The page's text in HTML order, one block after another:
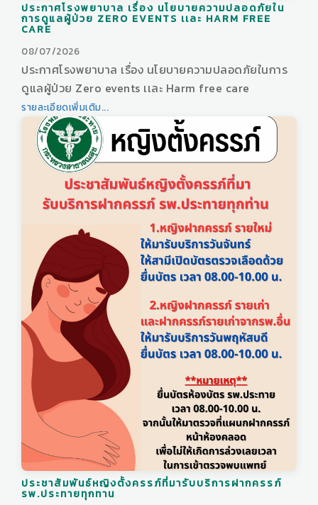
ประกาศโรงพยาบาล เรื่อง นโยบายความปลอดภัยใน
การดูแลผู้ป่วย ZERO EVENTS เเละ HARM FREE
CARE
08/07/2026
ประกาศโรงพยาบาล เรื่อง นโยบายความปลอดภัยในการ
ดูแลผู้ป่วย Zero events เเละ Harm free care
รายละเอียดเพิ่มเติม...
ประชาสัมพันธ์หญิงตั้งครรภ์ที่มารับบริการฝากครรภ์
รพ.ประทายทุกทาน